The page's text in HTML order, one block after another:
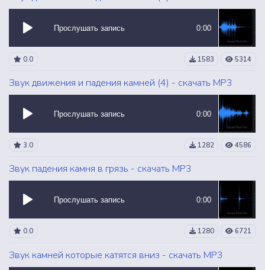
Прослушать запись 0:00
0.0 1583 5314
Звук движения и падения камней (4) - скачать MP3
Прослушать запись 0:00
3.0 1282 4586
Звук падения камня в грязь - скачать MP3
Прослушать запись 0:00
0.0 1280 6721
Звук камней которые катятся вниз - скачать MP3